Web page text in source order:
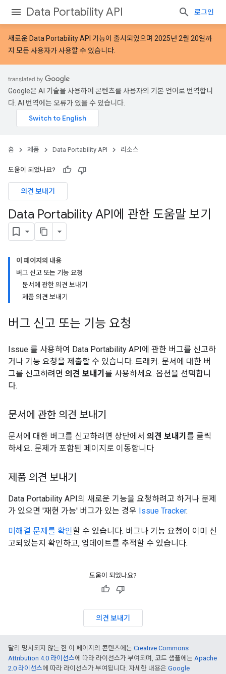
Data Portability API 로그인
새로운 Data Portability API 기능이 출시되었으며 2025년 2월 20일까
지 모든 사용자가 사용할 수 있습니다.
Google은 AI 기술을 사용하여 콘텐츠를 사용자의 기본 언어로 번역합니
다. AI 번역에는 오류가 있을 수 있습니다.
홈 제품 Data Portability API 리소스
도움이 되었나요?
의견 보내기
Data Portability API에 관한 도움말 보기
이 페이지의 내용
버그 신고 또는 기능 요청
문서에 관한 의견 보내기
제품 의견 보내기
버그 신고 또는 기능 요청
Issue 를 사용하여 Data Portability API에 관한 버그를 신고하
거나 기능 요청을 제출할 수 있습니다. 트래커. 문서에 대한 버
그를 신고하려면 의견 보내기 를 사용하세요. 옵션을 선택합니
다.
문서에 관한 의견 보내기
문서에 대한 버그를 신고하려면 상단에서 의견 보내기 를 클릭
하세요. 문제가 포함된 페이지로 이동합니다
제품 의견 보내기
Data Portability API의 새로운 기능을 요청하려고 하거나 문제
가 있으면 '재현 가능' 버그가 있는 경우 Issue Tracker.
미해결 문제를 확인할 수 있습니다. 버그나 기능 요청이 이미 신
고되었는지 확인하고, 업데이트를 추적할 수 있습니다.
도움이 되었나요?
의견 보내기
달리 명시되지 않는 한 이 페이지의 콘텐츠에는 Creative Commons
Attribution 4.0 라이선스에 따라 라이선스가 부여되며, 코드 샘플에는 Apache
2.0 라이선스에 따라 라이선스가 부여됩니다. 자세한 내용은 Google